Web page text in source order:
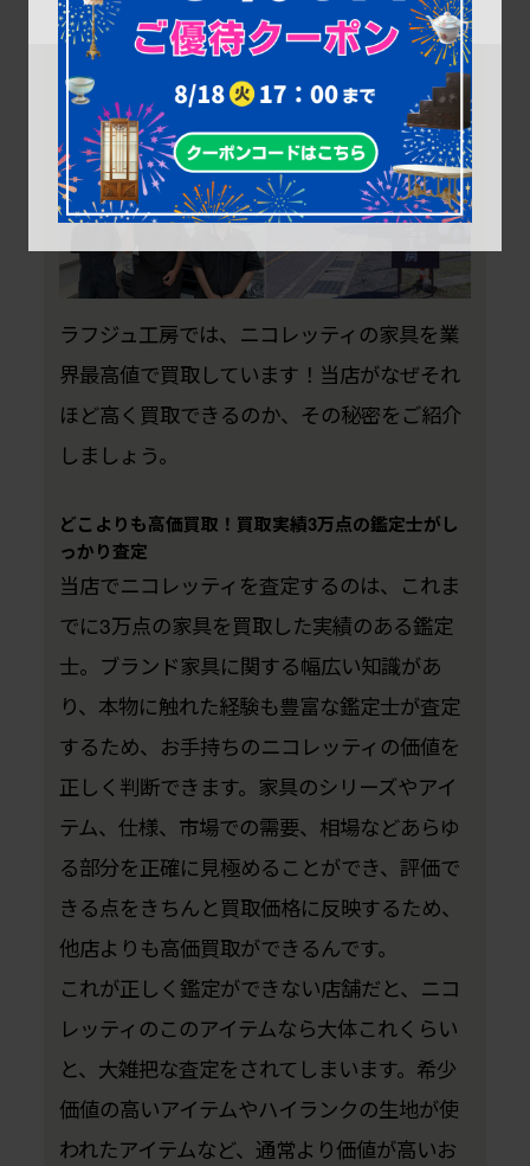
ニコレッティ(NICOLETTI)を業界最高値で
買取！ラフジュ工房
ラフジュ工房では、ニコレッティの家具を業
界最高値で買取しています！当店がなぜそれ
ほど高く買取できるのか、その秘密をご紹介
しましょう。
どこよりも高価買取！買取実績3万点の鑑定士がし
っかり査定
当店でニコレッティを査定するのは、これま
でに3万点の家具を買取した実績のある鑑定
士。ブランド家具に関する幅広い知識があ
り、本物に触れた経験も豊富な鑑定士が査定
するため、お手持ちのニコレッティの価値を
正しく判断できます。家具のシリーズやアイ
テム、仕様、市場での需要、相場などあらゆ
る部分を正確に見極めることができ、評価で
きる点をきちんと買取価格に反映するため、
他店よりも高価買取ができるんです。
これが正しく鑑定ができない店舗だと、ニコ
レッティのこのアイテムなら大体これくらい
と、大雑把な査定をされてしまいます。希少
価値の高いアイテムやハイランクの生地が使
われたアイテムなど、通常より価値が高いお